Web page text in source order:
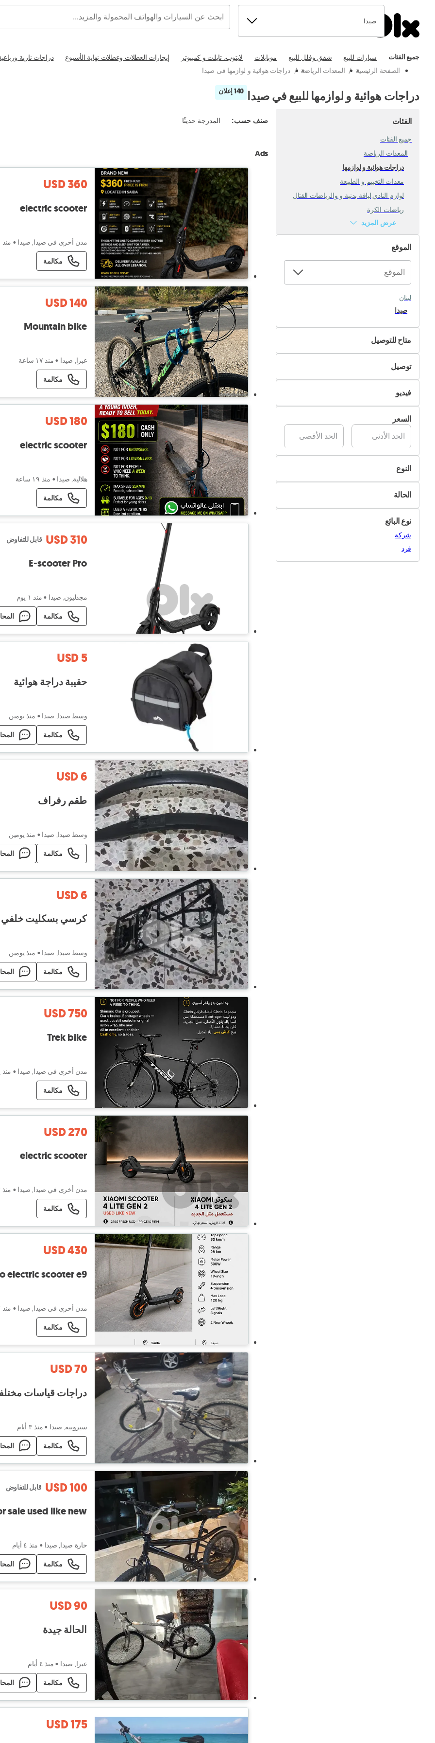
صيدا
جميع الفئات سيارات للبيع شقق وفلل للبيع موبايلات لابتوب، تابلت و كمبيوتر إيجارات العطلات وعطلات نهاية الأسبوع
دراجات نارية
الصفحة الرئيسية / المعدات الرياضة / دراجات هوائية و لوازمها فى صيدا
دراجات هوائية و لوازمها للبيع في صيدا 140 إعلان
الفئات
جميع الفئات
المعدات الرياضة
دراجات هوائية و لوازمها
معدات التخييم و الطبيعة
لوازم النادي,لياقة بدنية و والرياضات القتال
رياضات الكرة
عرض المزيد
الموقع
لبنان
صيدا
متاح للتوصيل
لا
نعم
توصيل
التسليم الذاتي
تسليم Pik&Dropفيديو
غير متوفر
متوفرالسعر
النوع
الدراجات الهوائية
اكسسوارات الدراجات الهوائية وقطعهاالحالة
جديد
مستعملنوع البائع
شركة
فرد
صنف حسب: المدرجة حديثًا
Ads
USD 360
electric scooter
مدن أخرى في صيدا, صيدا • منذ ١٦ ساعة
مكالمة
USD 140
Mountain bike
عبرا, صيدا • منذ ١٧ ساعة
مكالمة
USD 180
electric scooter
هلالية, صيدا • منذ ١٩ ساعة
مكالمة
USD 310 قابل للتفاوض
E-scooter Pro
مجدليون, صيدا • منذ ١ يوم
مكالمة
USD 5
حقيبة دراجة هوائية
وسط صيدا, صيدا • منذ يومين
مكالمة
USD 6
طقم رفراف
وسط صيدا, صيدا • منذ يومين
مكالمة
USD 6
كرسي بسكليت خلفي
وسط صيدا, صيدا • منذ يومين
مكالمة
USD 750
Trek bike
مدن أخرى في صيدا, صيدا •
مكالمة
USD 270
electric scooter
مدن أخرى في صيدا, صيدا • منذ ٣ أيام
مكالمة
USD 430
electric scooter e9
مدن أخرى في صيدا, صيدا • منذ ٣ أيام
مكالمة
USD 70
دراجات قياسات
سيروبيه, صيدا • منذ ٣ أيام
مكالمة
USD 100 قابل للتفاوض
sale used like new
حارة صيدا, صيدا • منذ ٤ أيام
مكالمة
USD 90
الحالة جيدة
عبرا, صيدا • منذ ٤ أيام
مكالمة
USD 175